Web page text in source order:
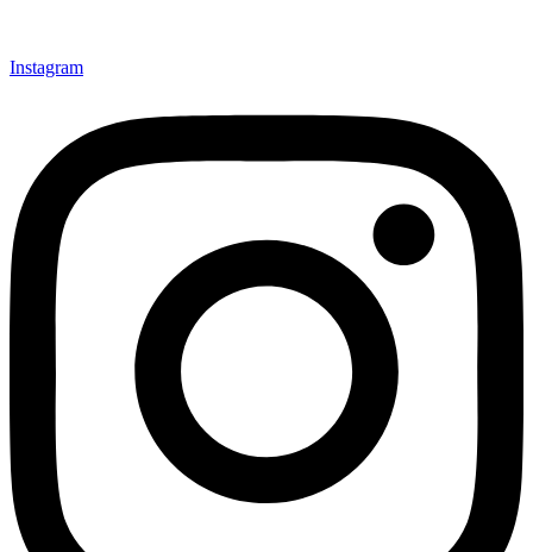
Instagram